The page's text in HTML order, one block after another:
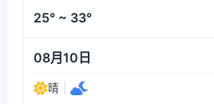
25° ~ 33°
08月10日
晴